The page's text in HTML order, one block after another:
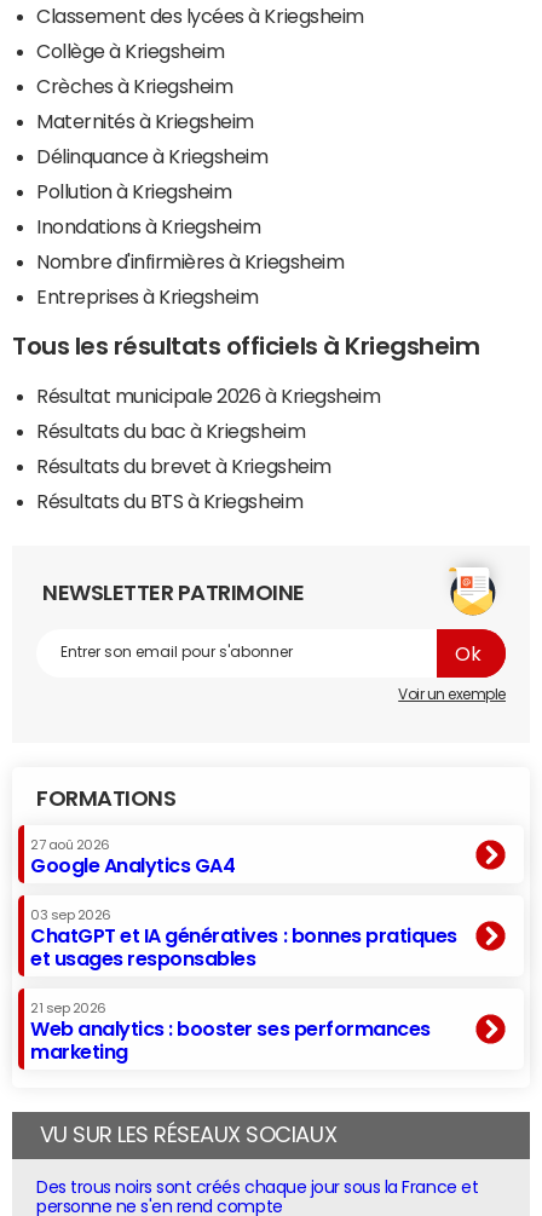
Classement des lycées à Kriegsheim
Collège à Kriegsheim
Crèches à Kriegsheim
Maternités à Kriegsheim
Délinquance à Kriegsheim
Pollution à Kriegsheim
Inondations à Kriegsheim
Nombre d'infirmières à Kriegsheim
Entreprises à Kriegsheim
Tous les résultats officiels à Kriegsheim
Résultat municipale 2026 à Kriegsheim
Résultats du bac à Kriegsheim
Résultats du brevet à Kriegsheim
Résultats du BTS à Kriegsheim
NEWSLETTER PATRIMOINE
Voir un exemple
FORMATIONS
27 aoû 2026
Google Analytics GA4
03 sep 2026
ChatGPT et IA génératives : bonnes pratiques
et usages responsables
21 sep 2026
Web analytics : booster ses performances
marketing
VU SUR LES RÉSEAUX SOCIAUX
Des trous noirs sont créés chaque jour sous la France et
personne ne s'en rend compte